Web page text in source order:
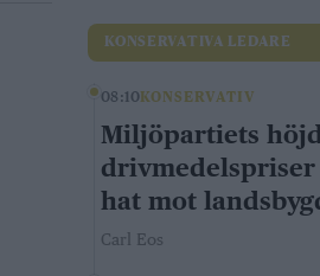
KONSERVATIVA LEDARE
08:10 KONSERVATIV
Miljöpartiets
hat mot
Carl Eos